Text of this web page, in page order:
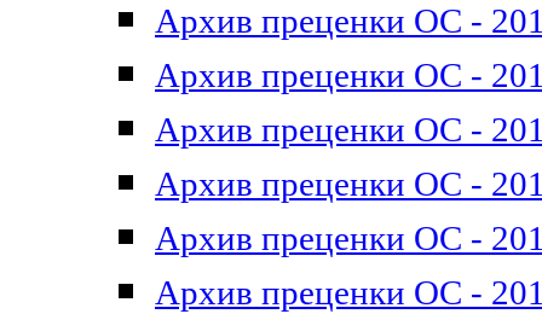
Архив преценки ОС -
Архив преценки ОС -
Архив преценки ОС -
Архив преценки ОС -
Архив преценки ОС -
Архив преценки ОС -